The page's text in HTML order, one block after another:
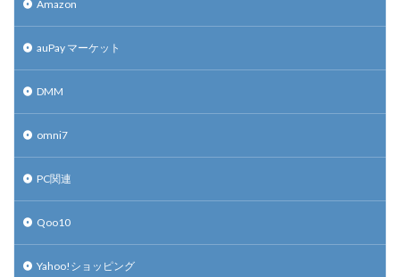
Amazon
auPay マーケット
DMM
omni7
PC関連
Qoo10
Yahoo!ショッピング